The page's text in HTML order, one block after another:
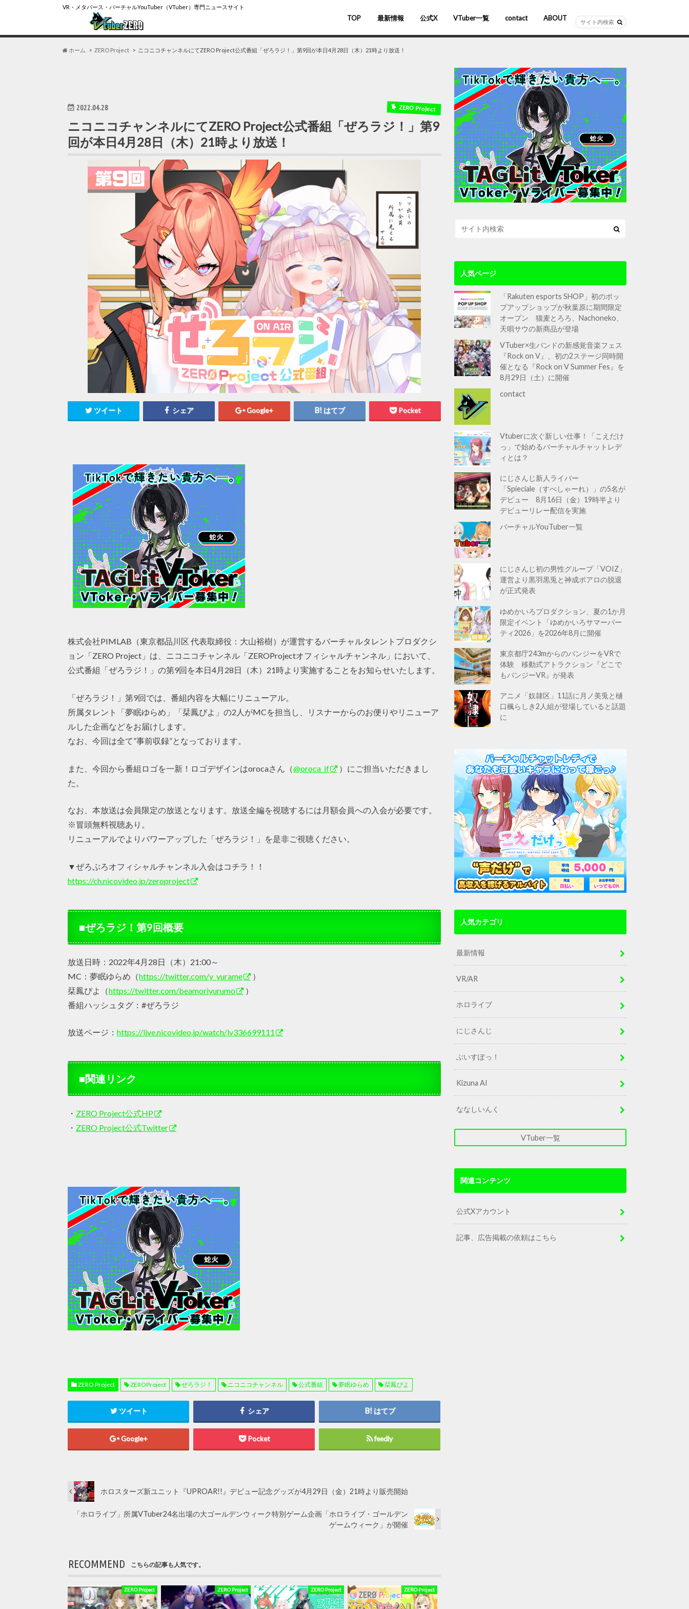
VR・メタバース・バーチャルYouTuber（VTuber）専門ニュースサイト
TOP 最新情報 公式X VTuber一覧
バーチャルYouTuber
VR/AR
ホロライブ
にじさんじ
ななしいんく
ぶいすぽっ！
contact ABOUT
ホーム ZERO Project ニコニコチャンネルにてZERO Project公式番組「ぜろラジ！」第9回が本日4月28日（木）21時より放送！
2022.04.28 ZERO Project
ニコニコチャンネルにてZERO Project公式番組「ぜろラジ！」第9
回が本日4月28日（木）21時より放送！
ツイート シェア Google+ はてブ Pocket
株式会社PIMLAB（東京都品川区 代表取締役：大山裕樹）が運営するバーチャルタレントプロダクシ
ョン「ZERO Project」は、ニコニコチャンネル「ZEROProjectオフィシャルチャンネル」において、
公式番組「ぜろラジ！」の第9回を本日4月28日（木）21時より実施することをお知らせいたします。
「ぜろラジ！」第9回では、番組内容を大幅にリニューアル。
所属タレント「夢眠ゆらめ」「栞鳳ぴよ」の2人がMCを担当し、リスナーからのお便りやリニューア
ルした企画などをお届けします。
なお、今回は全て”事前収録”となっております。
また、今回から番組ロゴを一新！ロゴデザインはorocaさん（@oroca_if
）にご担当いただきまし
た。
なお、本放送は会員限定の放送となります。放送全編を視聴するには月額会員への入会が必要です。
※冒頭無料視聴あり。
リニューアルでよりパワーアップした「ぜろラジ！」を是非ご視聴ください。
▼ぜろぷろオフィシャルチャンネル入会はコチラ！！
https://ch.nicovideo.jp/zeroproject
■ぜろラジ！第9回概要
放送日時：2022年4月28日（木）21:00～
MC：夢眠ゆらめ（https://twitter.com/y_yurame
）
栞鳳ぴよ（https://twitter.com/beamoriyurumo
）
番組ハッシュタグ：#ぜろラジ
放送ページ： https://live.nicovideo.jp/watch/lv336699111
■関連リンク
・ ZERO Project公式HP
・ ZERO Project公式Twitter
ZERO Project ZEROProject ぜろラジ！ ニコニコチャンネル 公式番組 夢眠ゆらめ 栞鳳ぴよ
ツイート シェア はてブ
Google+ Pocket feedly
ホロスターズ新ユニット『UPROAR!!』デビュー記念グッズが4月29日（金）21時より販売開始
「ホロライブ」所属VTuber24名出場の大ゴールデンウィーク特別ゲーム企画「ホロライブ・ゴールデン
ゲームウィーク」が開催
RECOMMEND こちらの記事も人気です。
ZERO Project ZERO Project ZERO Project ZERO Project
人気ページ
「Rakuten esports SHOP」初のポッ
プアップショップが秋葉原に期間限定
オープン 猫麦とろろ、Nachoneko、
天唄サウの新商品が登場
VTuber×生バンドの新感覚音楽フェス
『Rock on V』、初の2ステージ同時開
催となる『Rock on V Summer Fes』を
8月29日（土）に開催
contact
Vtuberに次ぐ新しい仕事！「こえだけ
っ」で始めるバーチャルチャットレデ
ィとは？
にじさんじ新人ライバー
「Spieciale（すぺしゃーれ）」の5名が
デビュー 8月16日（金）19時半より
デビューリレー配信を実施
バーチャルYouTuber一覧
にじさんじ初の男性グループ「VOIZ」
運営より黒羽黒兎と神成ポアロの脱退
が正式発表
ゆめかいろプロダクション、夏の1か月
限定イベント「ゆめかいろサマーパー
ティ2026」を2026年8月に開催
東京都庁243mからのバンジーをVRで
体験 移動式アトラクション『どこで
もバンジーVR』が発表
アニメ「奴隷区」11話に月ノ美兎と樋
口楓らしき2人組が登場していると話題
に
人気カテゴリ
最新情報
VR/AR
ホロライブ
にじさんじ
ぶいすぽっ！
Kizuna AI
ななしいんく
VTuber一覧
関連コンテンツ
公式Xアカウント
記事、広告掲載の依頼はこちら